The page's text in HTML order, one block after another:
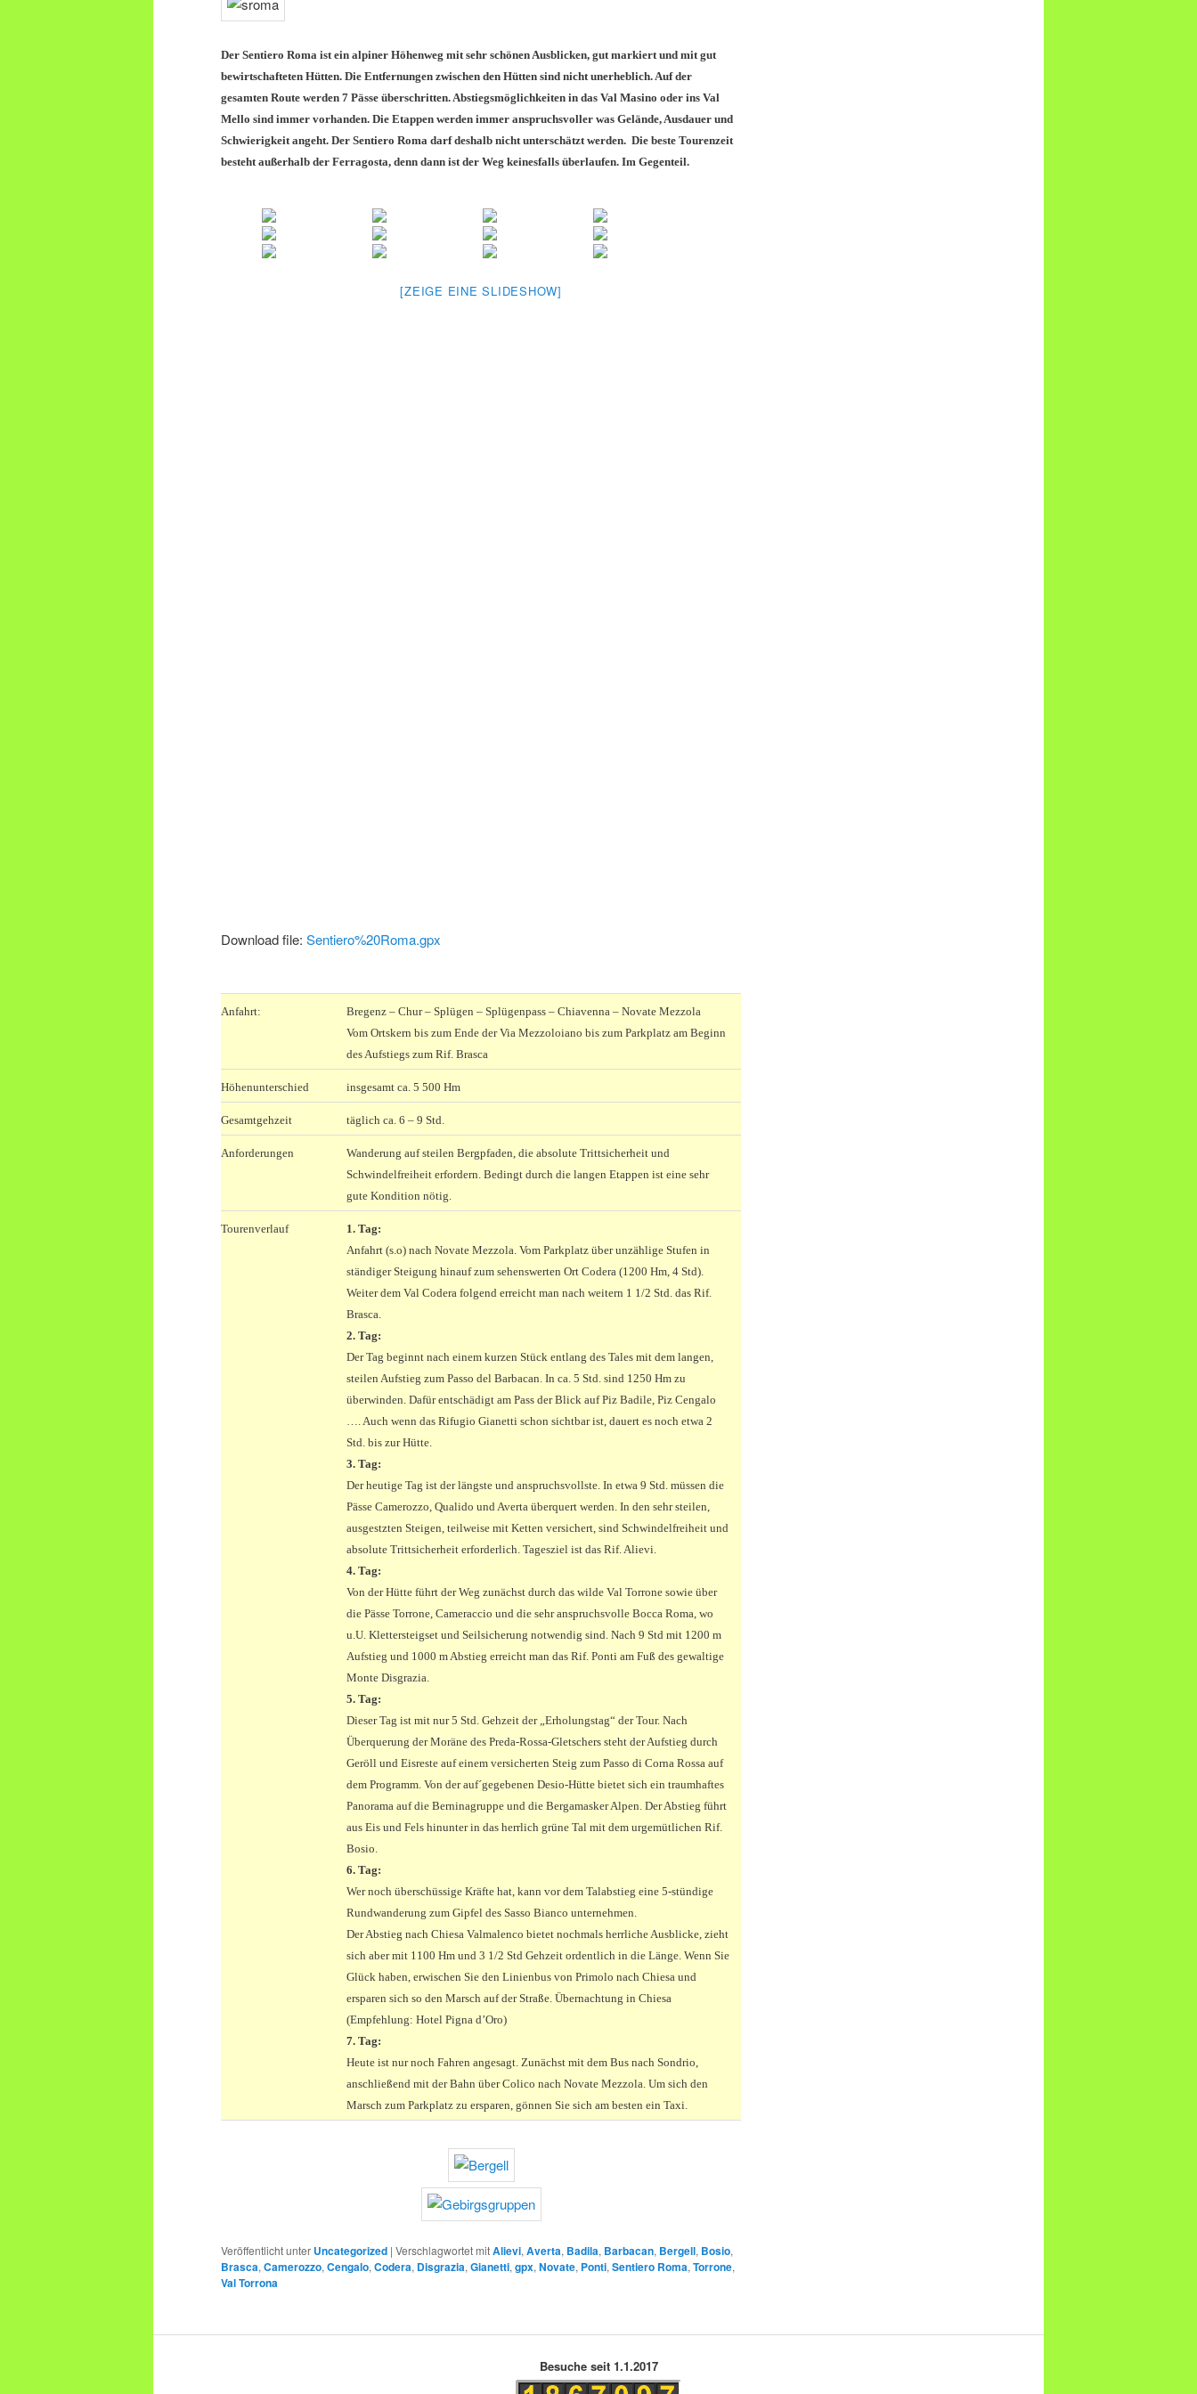
Der Sentiero Roma ist ein alpiner Höhenweg mit sehr schönen Ausblicken, gut markiert und mit gut
bewirtschafteten Hütten. Die Entfernungen zwischen den Hütten sind nicht unerheblich. Auf der
gesamten Route werden 7 Pässe überschritten. Abstiegsmöglichkeiten in das Val Masino oder ins Val
Mello sind immer vorhanden. Die Etappen werden immer anspruchsvoller was Gelände, Ausdauer und
Schwierigkeit angeht. Der Sentiero Roma darf deshalb nicht unterschätzt werden. Die beste Tourenzeit
besteht außerhalb der Ferragosta, denn dann ist der Weg keinesfalls überlaufen. Im Gegenteil.
[ZEIGE EINE SLIDESHOW]
Download file: Sentiero%20Roma.gpx
Anfahrt:
Bregenz – Chur – Splügen – Splügenpass – Chiavenna – Novate Mezzola
Vom Ortskern bis zum Ende der Via Mezzoloiano bis zum Parkplatz am Beginn
des Aufstiegs zum Rif. Brasca
Höhenunterschied insgesamt ca. 5 500 Hm
Gesamtgehzeit täglich ca. 6 – 9 Std.
Anforderungen
Wanderung auf steilen Bergpfaden, die absolute Trittsicherheit und
Schwindelfreiheit erfordern. Bedingt durch die langen Etappen ist eine sehr
gute Kondition nötig.
Tourenverlauf
1. Tag:
Anfahrt (s.o) nach Novate Mezzola. Vom Parkplatz über unzählige Stufen in
ständiger Steigung hinauf zum sehenswerten Ort Codera (1200 Hm, 4 Std).
Weiter dem Val Codera folgend erreicht man nach weitern 1 1/2 Std. das Rif.
Brasca.
2. Tag:
Der Tag beginnt nach einem kurzen Stück entlang des Tales mit dem langen,
steilen Aufstieg zum Passo del Barbacan. In ca. 5 Std. sind 1250 Hm zu
überwinden. Dafür entschädigt am Pass der Blick auf Piz Badile, Piz Cengalo
…. Auch wenn das Rifugio Gianetti schon sichtbar ist, dauert es noch etwa 2
Std. bis zur Hütte.
3. Tag:
Der heutige Tag ist der längste und anspruchsvollste. In etwa 9 Std. müssen die
Pässe Camerozzo, Qualido und Averta überquert werden. In den sehr steilen,
ausgestzten Steigen, teilweise mit Ketten versichert, sind Schwindelfreiheit und
absolute Trittsicherheit erforderlich. Tagesziel ist das Rif. Alievi.
4. Tag:
Von der Hütte führt der Weg zunächst durch das wilde Val Torrone sowie über
die Pässe Torrone, Cameraccio und die sehr anspruchsvolle Bocca Roma, wo
u.U. Klettersteigset und Seilsicherung notwendig sind. Nach 9 Std mit 1200 m
Aufstieg und 1000 m Abstieg erreicht man das Rif. Ponti am Fuß des gewaltige
Monte Disgrazia.
5. Tag:
Dieser Tag ist mit nur 5 Std. Gehzeit der „Erholungstag“ der Tour. Nach
Überquerung der Moräne des Preda-Rossa-Gletschers steht der Aufstieg durch
Geröll und Eisreste auf einem versicherten Steig zum Passo di Corna Rossa auf
dem Programm. Von der auf´gegebenen Desio-Hütte bietet sich ein traumhaftes
Panorama auf die Berninagruppe und die Bergamasker Alpen. Der Abstieg führt
aus Eis und Fels hinunter in das herrlich grüne Tal mit dem urgemütlichen Rif.
Bosio.
6. Tag:
Wer noch überschüssige Kräfte hat, kann vor dem Talabstieg eine 5-stündige
Rundwanderung zum Gipfel des Sasso Bianco unternehmen.
Der Abstieg nach Chiesa Valmalenco bietet nochmals herrliche Ausblicke, zieht
sich aber mit 1100 Hm und 3 1/2 Std Gehzeit ordentlich in die Länge. Wenn Sie
Glück haben, erwischen Sie den Linienbus von Primolo nach Chiesa und
ersparen sich so den Marsch auf der Straße. Übernachtung in Chiesa
(Empfehlung: Hotel Pigna d’Oro)
7. Tag:
Heute ist nur noch Fahren angesagt. Zunächst mit dem Bus nach Sondrio,
anschließend mit der Bahn über Colico nach Novate Mezzola. Um sich den
Marsch zum Parkplatz zu ersparen, gönnen Sie sich am besten ein Taxi.
Veröffentlicht unter Uncategorized | Verschlagwortet mitAlievi, Averta, Badila, Barbacan, Bergell, Bosio,
Brasca, Camerozzo, Cengalo, Codera, Disgrazia, Gianetti, gpx, Novate, Ponti, Sentiero Roma, Torrone,
Val Torrona
Besuche seit 1.1.2017